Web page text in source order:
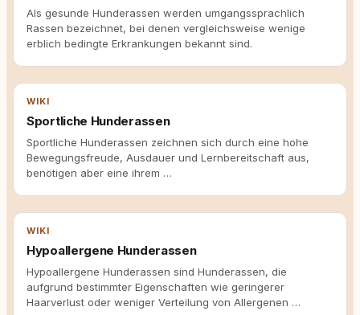
Als gesunde Hunderassen werden umgangssprachlich
Rassen bezeichnet, bei denen vergleichsweise wenige
erblich bedingte Erkrankungen bekannt sind.
WIKI
Sportliche Hunderassen
Sportliche Hunderassen zeichnen sich durch eine hohe
Bewegungsfreude, Ausdauer und Lernbereitschaft aus,
benötigen aber eine ihrem …
WIKI
Hypoallergene Hunderassen
Hypoallergene Hunderassen sind Hunderassen, die
aufgrund bestimmter Eigenschaften wie geringerer
Haarverlust oder weniger Verteilung von Allergenen …